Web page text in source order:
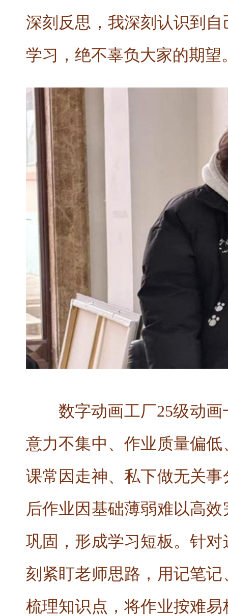
深刻反思，我深刻认识到
学习，绝不辜负大家的期望
数字动画工厂25级动
意力不集中、作业质量偏
课常因走神、私下做无关
后作业因基础薄弱难以高
巩固，形成学习短板。针
刻紧盯老师思路，用记笔
梳理知识点，将作业按难